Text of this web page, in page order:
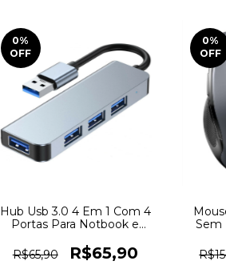
0%
OFF
Hub Usb 3.0 4 Em 1 Com 4
Portas Para Notbook e
R$65,90
R$65,90
0%
OFF
Sem